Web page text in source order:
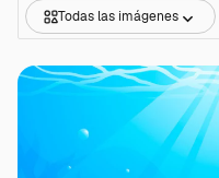
Todas las imágenes